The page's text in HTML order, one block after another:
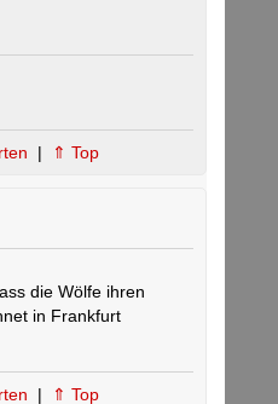
| ⇑ Top
die Wölfe ihren
in Frankfurt
| ⇑ Top